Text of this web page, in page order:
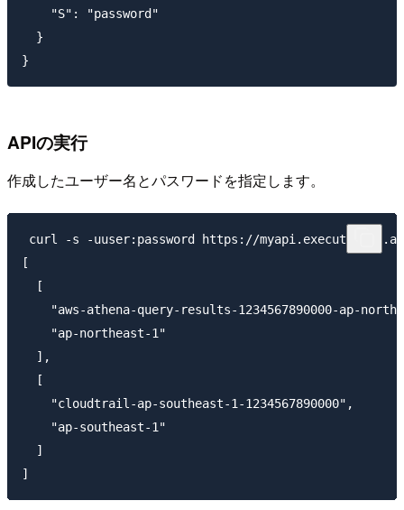
    "S": "password"
  }
APIの実行
作成したユーザー名とパスワードを指定します。
curl -s -uuser:password https://myapi.execute-
[
  [
"aws-athena-query-results-1234567890000-ap-
    "ap-northeast-1"
  ],
  [
    "cloudtrail-ap-southeast-1-1234567890000",
    "ap-southeast-1"
  ]